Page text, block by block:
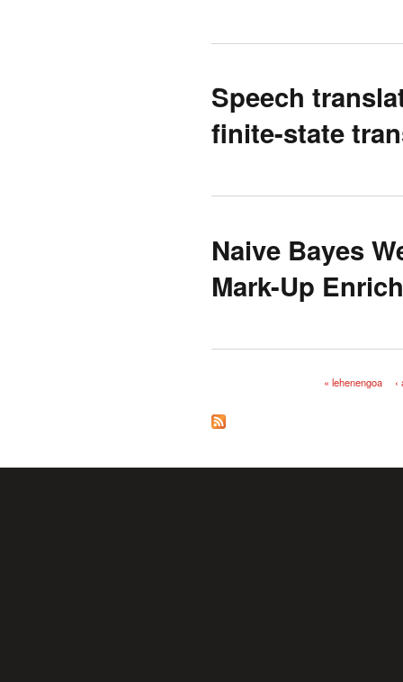
Speech
finite-state
Naive Bayes
Mark-Up
« lehenengoa